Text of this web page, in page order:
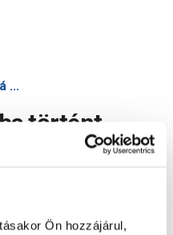
Ön hozzájárul,
...
történt